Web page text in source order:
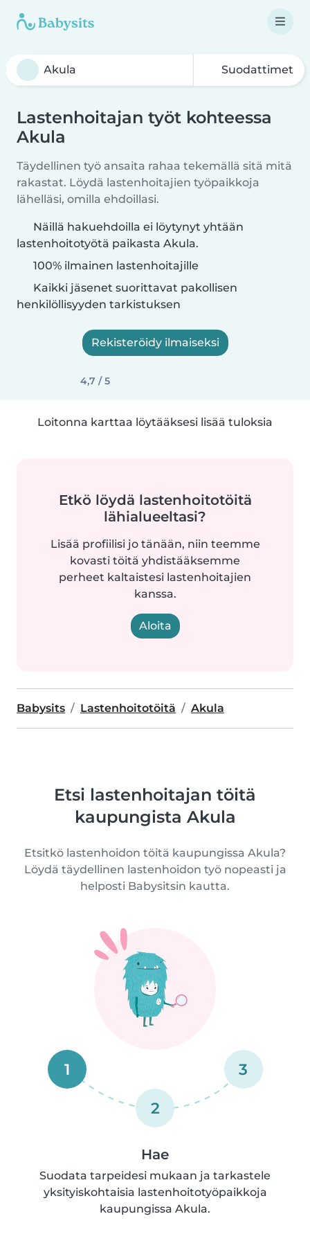
Suodattimet
Lastenhoitajan työt kohteessa
Akula
Täydellinen työ ansaita rahaa tekemällä sitä mitä
rakastat. Löydä lastenhoitajien työpaikkoja
lähelläsi, omilla ehdoillasi.
Näillä hakuehdoilla ei löytynyt yhtään
lastenhoitotyötä paikasta Akula.
100% ilmainen lastenhoitajille
Kaikki jäsenet suorittavat pakollisen
henkilöllisyyden tarkistuksen
Rekisteröidy ilmaiseksi
4,7 / 5
Loitonna karttaa löytääksesi lisää tuloksia
Etkö löydä lastenhoitotöitä
lähialueeltasi?
Lisää profiilisi jo tänään, niin teemme
kovasti töitä yhdistääksemme
perheet kaltaistesi lastenhoitajien
kanssa.
Aloita
Babysits Lastenhoitotöitä Akula
Etsi lastenhoitajan töitä
kaupungista Akula
Etsitkö lastenhoidon töitä kaupungissa Akula?
Löydä täydellinen lastenhoidon työ nopeasti ja
helposti Babysitsin kautta.
1
2
3
Hae
Suodata tarpeidesi mukaan ja tarkastele
yksityiskohtaisia lastenhoitotyöpaikkoja
kaupungissa Akula.